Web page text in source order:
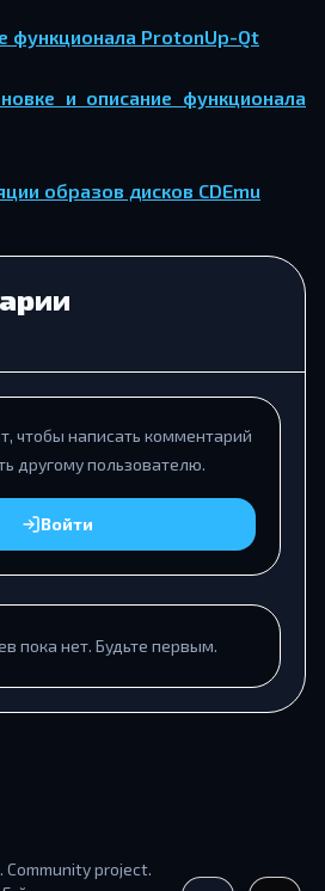
функционала ProtonUp-Qt
и описание функционала
образов дисков CDEmu
чтобы написать комментарий
другому пользователю.
Войти
пока нет. Будьте первым.
Community project.